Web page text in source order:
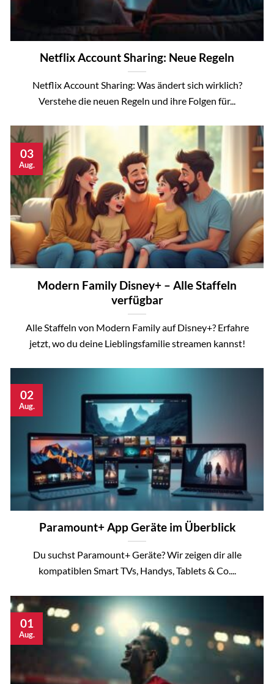
Netflix Account Sharing: Neue Regeln
Netflix Account Sharing: Was ändert sich wirklich?
Verstehe die neuen Regeln und ihre Folgen für...
Modern Family Disney+ – Alle Staffeln
verfügbar
Alle Staffeln von Modern Family auf Disney+? Erfahre
jetzt, wo du deine Lieblingsfamilie streamen kannst!
03
Aug.
Paramount+ App Geräte im Überblick
Du suchst Paramount+ Geräte? Wir zeigen dir alle
kompatiblen Smart TVs, Handys, Tablets & Co....
02
Aug.
01
Aug.